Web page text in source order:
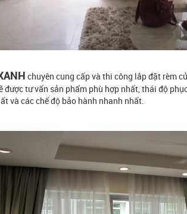
chuyên cung cấp và thi công lắp đặt rèm
được tư vấn sản phẩm phù hợp nhất, thái độ
và các chế độ bảo hành nhanh nhất.